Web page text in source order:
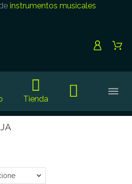
instrumentos musicales
Tienda